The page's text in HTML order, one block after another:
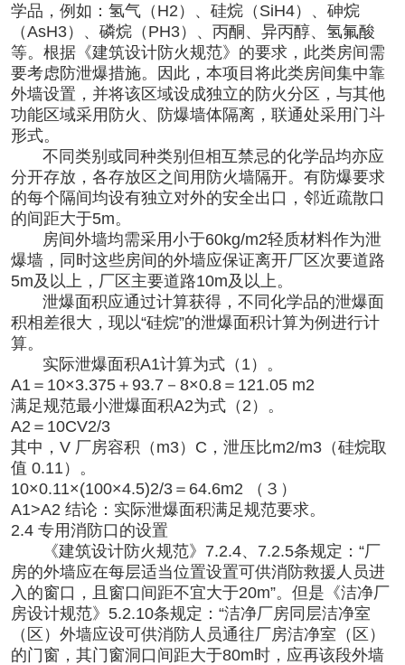
学品，例如：氢气（H2）、硅烷（SiH4）、砷烷
（AsH3）、磷烷（PH3）、丙酮、异丙醇、氢氟酸
等。根据《建筑设计防火规范》的要求，此类房间需
要考虑防泄爆措施。因此，本项目将此类房间集中靠
外墙设置，并将该区域设成独立的防火分区，与其他
功能区域采用防火、防爆墙体隔离，联通处采用门斗
形式。
不同类别或同种类别但相互禁忌的化学品均亦应
分开存放，各存放区之间用防火墙隔开。有防爆要求
的每个隔间均设有独立对外的安全出口，邻近疏散口
的间距大于5m。
房间外墙均需采用小于60kg/m2轻质材料作为泄
爆墙，同时这些房间的外墙应保证离开厂区次要道路
5m及以上，厂区主要道路10m及以上。
泄爆面积应通过计算获得，不同化学品的泄爆面
积相差很大，现以“硅烷”的泄爆面积计算为例进行计
算。
实际泄爆面积A1计算为式（1）。
A1＝10×3.375＋93.7－8×0.8＝121.05 m2
满足规范最小泄爆面积A2为式（2）。
A2＝10CV2/3
其中，V 厂房容积（m3）C，泄压比m2/m3（硅烷取
值 0.11）。
10×0.11×(100×4.5)2/3＝64.6m2 （３）
A1>A2 结论：实际泄爆面积满足规范要求。
2.4 专用消防口的设置
《建筑设计防火规范》7.2.4、7.2.5条规定：“厂
房的外墙应在每层适当位置设置可供消防救援人员进
入的窗口，且窗口间距不宜大于20m”。但是《洁净厂
房设计规范》5.2.10条规定：“洁净厂房同层洁净室
（区）外墙应设可供消防人员通往厂房洁净室（区）
的门窗，其门窗洞口间距大于80m时，应再该段外墙